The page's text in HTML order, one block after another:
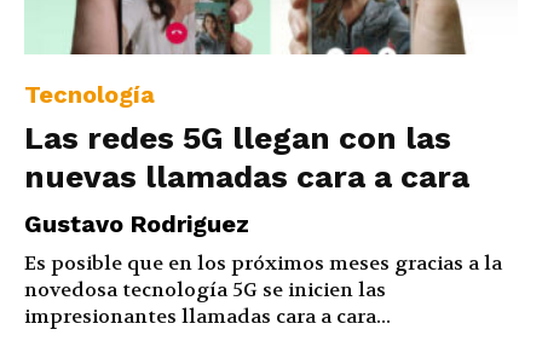
Tecnología
Las redes 5G llegan con las
nuevas llamadas cara a cara
Gustavo Rodriguez
Es posible que en los próximos meses gracias a la
novedosa tecnología 5G se inicien las
impresionantes llamadas cara a cara...